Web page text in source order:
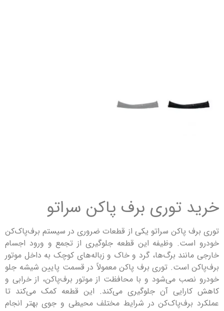
توری برف پاکن سراتو
پاکن سراتو یکی از قطعات ضروری در سیستم برف‌پاک‌کن
وظیفه این قطعه جلوگیری از تجمع و ورود اجسام
برگ‌ها، گرد و خاک و زباله‌های کوچک به داخل موتور
است. توری برف پاکن معمولاً در قسمت پایین شیشه جلو
می‌شود و با محافظت از موتور برف‌پاکن، از خرابی و
آن جلوگیری می‌کند. این قطعه کمک می‌کند تا
برف‌پاک‌کن در شرایط مختلف محیطی و جوی بهتر انجام